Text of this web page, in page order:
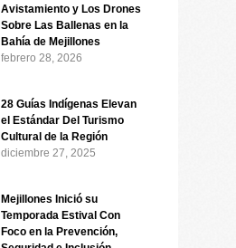
Avistamiento y Los Drones
Sobre Las Ballenas en la
Bahía de Mejillones
febrero 28, 2026
28 Guías Indígenas Elevan
el Estándar Del Turismo
Cultural de la Región
diciembre 27, 2025
Mejillones Inició su
Temporada Estival Con
Foco en la Prevención,